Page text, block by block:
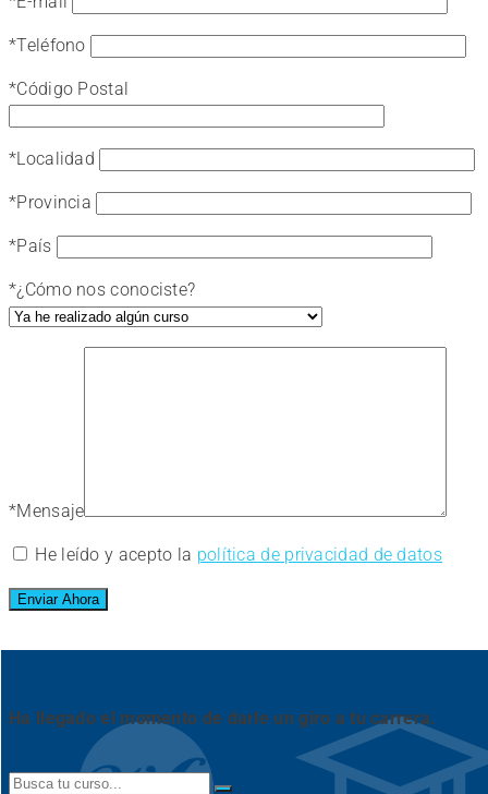
*Teléfono
*Código Postal
*Localidad
*Provincia
*País
*¿Cómo nos conociste?
*Mensaje
He leído y acepto la política de privacidad de datos
Ha llegado el momento de darle un giro a tu carrera.
Search